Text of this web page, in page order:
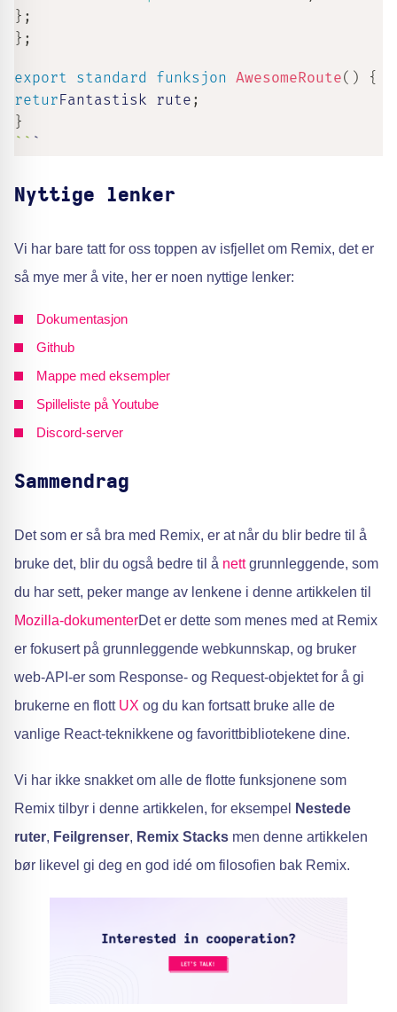
} ;
} ;
export standard funksjon AwesomeRoute( )
{
returFantastisk rute ;
}
Nyttige lenker
Vi har bare tatt for oss toppen av isfjellet om Remix, det er
så mye mer å vite, her er noen nyttige lenker:
Dokumentasjon
Github
Mappe med eksempler
Spilleliste på Youtube
Discord-server
Sammendrag
Det som er så bra med Remix, er at når du blir bedre til å
bruke det, blir du også bedre til å nettgrunnleggende, som
du har sett, peker mange av lenkene i denne artikkelen til
Mozilla-dokumenterDet er dette som menes med at Remix
er fokusert på grunnleggende webkunnskap, og bruker
web-API-er som Response- og Request-objektet for å gi
brukerne en flott UX og du kan fortsatt bruke alle de
vanlige React-teknikkene og favorittbibliotekene dine.
Vi har ikke snakket om alle de flotte funksjonene som
Remix tilbyr i denne artikkelen, for eksempel
Nestede
ruter, Feilgrenser, Remix Stacks men denne artikkelen
bør likevel gi deg en god idé om filosofien bak Remix.